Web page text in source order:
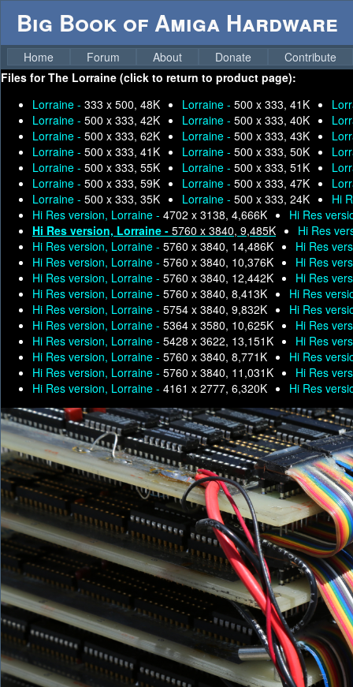
Big Book of Amiga Hardware
Home Forum About Donate
Contribute
Files forThe Lorraine (click to return to product page):
Lorraine - 333 x 500, 48K Lorraine - 500 x 333, 41K
Lorraine - 500 x 333, 42K Lorraine - 500 x 333, 40K
Lorraine - 500 x 333, 62K Lorraine - 500 x 333, 43K
Lorraine - 500 x 333, 41K Lorraine - 500 x 333, 50K
Lorraine - 500 x 333, 55K Lorraine - 500 x 333, 51K
Lorraine - 500 x 333, 59K Lorraine - 500 x 333, 47K
Lorraine - 500 x 333, 35K Lorraine - 500 x 333, 24K
Hi
Hi Res version, Lorraine - 4702 x 3138, 4,666K
Hi Res
Hi Res version, Lorraine - 5760 x 3840, 9,485K
Hi Res
Hi Res version, Lorraine - 5760 x 3840, 14,486K
Hi Res
Hi Res version, Lorraine - 5760 x 3840, 10,376K
Hi Res
Hi Res version, Lorraine - 5760 x 3840, 12,442K
Hi Res
Hi Res version, Lorraine - 5760 x 3840, 8,413K
Hi Res
Hi Res version, Lorraine - 5754 x 3840, 9,832K
Hi Res
Hi Res version, Lorraine - 5364 x 3580, 10,625K
Hi Res
Hi Res version, Lorraine - 5428 x 3622, 13,151K
Hi Res
Hi Res version, Lorraine - 5760 x 3840, 8,771K
Hi Res
Hi Res version, Lorraine - 5760 x 3840, 11,031K
Hi Res
Hi Res version, Lorraine - 4161 x 2777, 6,320K Hi Res